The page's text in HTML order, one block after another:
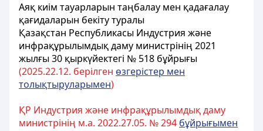
Аяқ киім тауарларын таңбалау мен қадағалау
қағидаларын бекіту туралы
Қазақстан Республикасы Индустрия және
инфрақұрылымдық даму министрінің 2021
жылғы 30 қыркүйектегі № 518 бұйрығы
(2025.22.12. берілген өзгерістер мен
толықтыруларымен)
ҚР Индустрия және инфрақұрылымдық даму
министрінің м.а. 2022.27.05. № 294 бұйрығымен